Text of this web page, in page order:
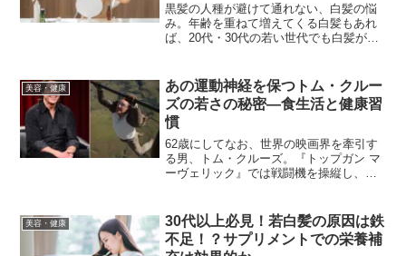
黒髪の人種が避けて通れない、白髪の悩
み。年齢を重ねて増えてくる白髪もあれ
ば、20代・30代の若い世代でも白髪があ
ど？）、血行不良、ホルモンバランスな
ど、一体どれが一番問題で...
美容・健康
あの運動神経を保つトム・クルー
ズの若さの秘密―食生活と健康習
慣
62歳にしてなお、世界の映画界を牽引す
る男、トム・クルーズ。『トップガン マ
ーヴェリック』では戦闘機を操縦し、
なしで挑む――そんな映像が観客を驚愕
させました。「なぜこの...
美容・健康
30代以上必見！若白髪の原因は鉄
不足！？サプリメントでの栄養補